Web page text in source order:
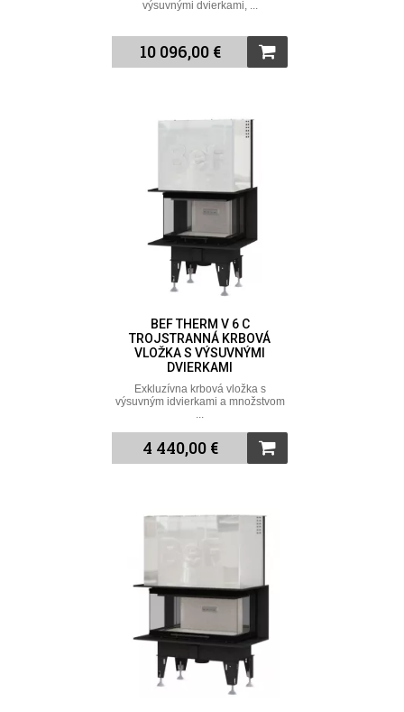
výsuvnými dvierkami, ...
10 096,00 €
BEF THERM V 6 C
TROJSTRANNÁ KRBOVÁ
VLOŽKA S VÝSUVNÝMI
DVIERKAMI
Exkluzívna krbová vložka s
výsuvným idvierkami a množstvom
...
4 440,00 €